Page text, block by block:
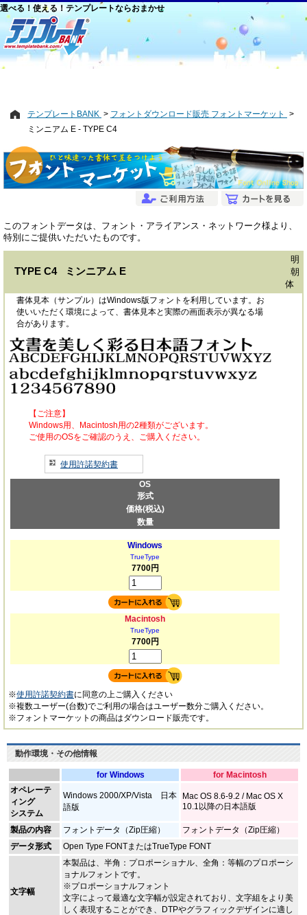
選べる！使える！テンプレートならおまかせ
テンプレートBANK
フォントダウンロード販売 フォントマーケット
ミンニアム E - TYPE C4
このフォントデータは、フォント・アライアンス・ネットワーク様より、
特別にご提供いただいたものです。
TYPE C4 ミンニアム E
明
朝
体
書体見本（サンプル）はWindows版フォントを利用しています。お
使いいただく環境によって、書体見本と実際の画面表示が異なる場
合があります。
【ご注意】
Windows用、Macintosh用の2種類がございます。
ご使用のOSをご確認のうえ、ご購入ください。
使用許諾契約書
OS
形式
価格(税込)
数量
Windows
TrueType
7700円
Macintosh
TrueType
7700円
※使用許諾契約書に同意の上ご購入ください
※複数ユーザー(台数)でご利用の場合はユーザー数分ご購入ください。
※フォントマーケットの商品はダウンロード販売です。
動作環境・その他情報
for Windows
for Macintosh
オペレーテ
ィング
システム
Windows 2000/XP/Vista 日本
語版
Mac OS 8.6-9.2 / Mac OS X
10.1以降の日本語版
製品の内容 フォントデータ（Zip圧縮）
フォントデータ（Zip圧縮）
データ形式
Open Type FONTまたはTrueType FONT
文字幅
本製品は、半角：プロポーショナル、全角：等幅のプロポーシ
ョナルフォントです。
※プロポーショナルフォント
文字によって最適な文字幅が設定されており、文字組をより美
しく表現することができ、DTPやグラフィックデザインに適し